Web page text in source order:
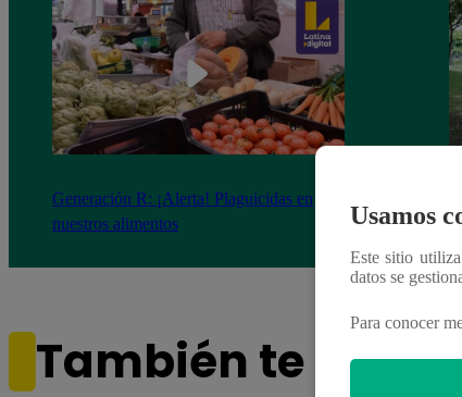
Generación R: ¡Alerta! Plaguicidas en
nuestros alimentos
También te
Usamos
Este sitio
datos se
Para conocer